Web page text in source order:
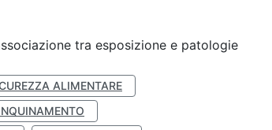
tra esposizione e patologie
ALIMENTARE